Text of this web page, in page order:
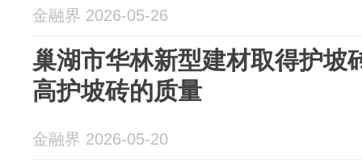
金融界 2026-05-26
巢湖市华林新型建材取得护坡
高护坡砖的质量
金融界 2026-05-20